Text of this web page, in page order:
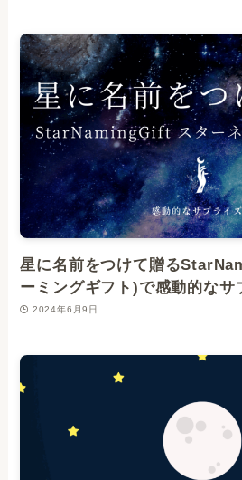
星に名前をつけて贈る
ーミングギフト)で感動的なサ
2024年6月9日